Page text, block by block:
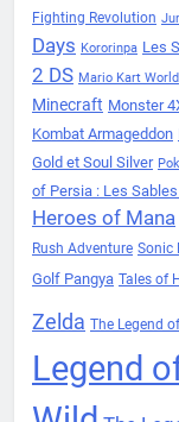
Fighting Revolution
Days Kororinpa Les
2 DS Mario Kart World
Minecraft Monster
Kombat Armageddon
Gold et Soul Silver
of Persia : Les
Heroes of Mana
Rush Adventure Sonic
Golf Pangya Tales of
Zelda The Legend
Legend